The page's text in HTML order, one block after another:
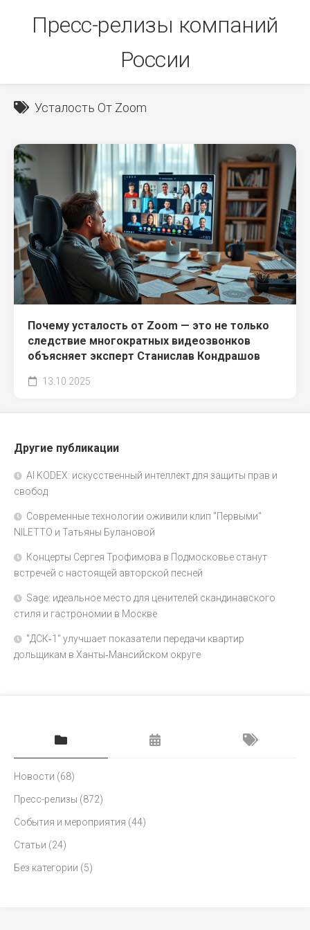
Пресс-релизы компаний
России
Усталость От Zoom
Почему усталость от Zoom — это не только
следствие многократных видеозвонков
объясняет эксперт Станислав Кондрашов
13.10.2025
Другие публикации
AI KODEX: искусственный интеллект для защиты прав и
свобод
Современные технологии оживили клип "Первыми"
NILETTO и Татьяны Булановой
Концерты Сергея Трофимова в Подмосковье станут
встречей с настоящей авторской песней
Sage: идеальное место для ценителей скандинавского
стиля и гастрономии в Москве
"ДСК‑1" улучшает показатели передачи квартир
дольщикам в Ханты‑Мансийском округе
Новости (68)
Пресс-релизы (872)
События и мероприятия (44)
Статьи (24)
Без категории (5)